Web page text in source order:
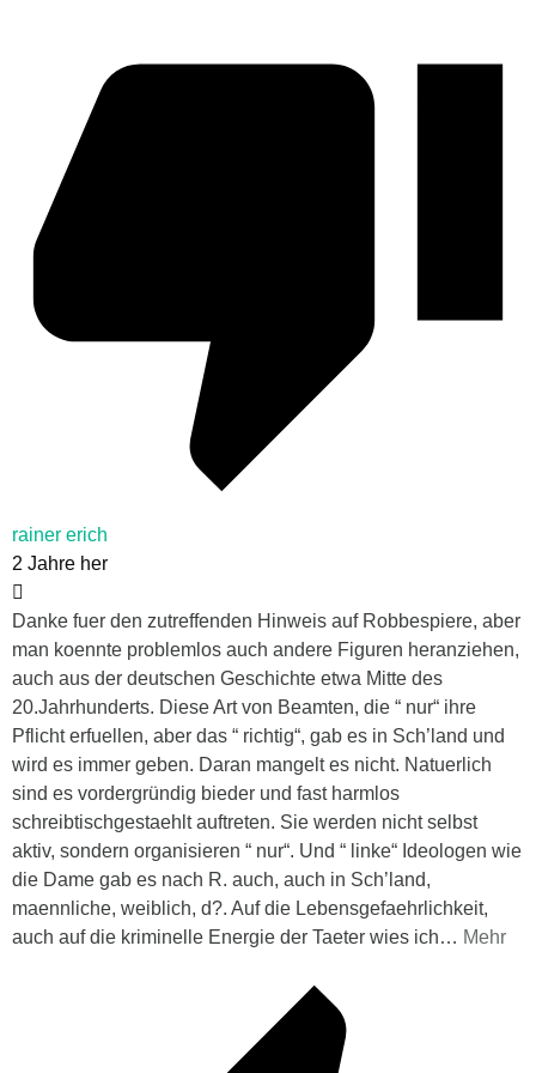
rainer erich
2 Jahre her
Danke fuer den zutreffenden Hinweis auf Robbespiere, aber
man koennte problemlos auch andere Figuren heranziehen,
auch aus der deutschen Geschichte etwa Mitte des
20.Jahrhunderts. Diese Art von Beamten, die “ nur“ ihre
Pflicht erfuellen, aber das “ richtig“, gab es in Sch’land und
wird es immer geben. Daran mangelt es nicht. Natuerlich
sind es vordergründig bieder und fast harmlos
schreibtischgestaehlt auftreten. Sie werden nicht selbst
aktiv, sondern organisieren “ nur“. Und “ linke“ Ideologen wie
die Dame gab es nach R. auch, auch in Sch’land,
maennliche, weiblich, d?. Auf die Lebensgefaehrlichkeit,
auch auf die kriminelle Energie der Taeter wies ich… Mehr